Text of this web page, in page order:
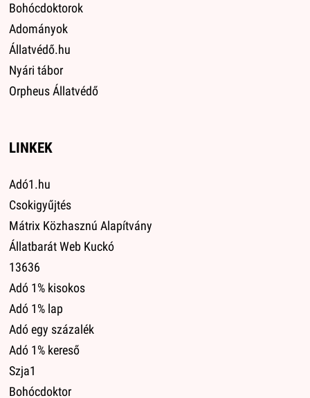
Bohócdoktorok
Adományok
Állatvédő.hu
Nyári tábor
Orpheus Állatvédő
LINKEK
Adó1.hu
Csokigyűjtés
Mátrix Közhasznú Alapítvány
Állatbarát Web Kuckó
13636
Adó 1% kisokos
Adó 1% lap
Adó egy százalék
Adó 1% kereső
Szja1
Bohócdoktor